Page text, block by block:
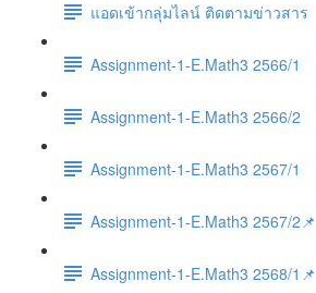
แอดเข้ากลุ่มไลน์ ติดตามข่าวสาร
Assignment-1-E.Math3 2566/1
Assignment-1-E.Math3 2566/2
Assignment-1-E.Math3 2567/1
Assignment-1-E.Math3 2567/2📌
Assignment-1-E.Math3 2568/1📌